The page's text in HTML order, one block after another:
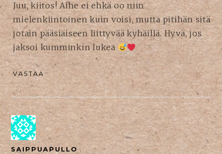
Juu, kiitos! Aihe ei ehkä oo niin
mielenkiintoinen kuin voisi, mutta pitihän sitä
jotain pääsiäiseen liittyvää kyhäillä. Hyvä, jos
jaksoi kumminkin lukea
VASTAA
SAIPPUAPULLO